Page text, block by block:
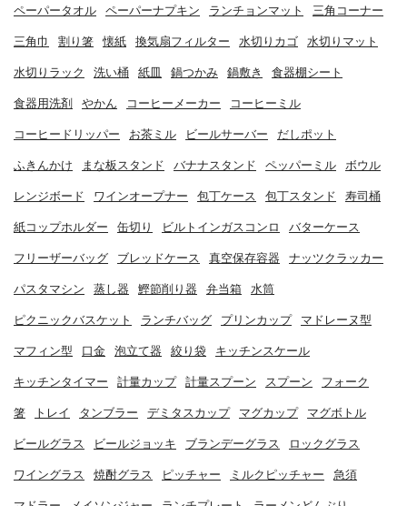
ペーパータオル ペーパーナプキン ランチョンマット 三角コーナー
三角巾 割り箸 懐紙 換気扇フィルター 水切りカゴ 水切りマット
水切りラック 洗い桶 紙皿 鍋つかみ 鍋敷き 食器棚シート
食器用洗剤 やかん コーヒーメーカー コーヒーミル
コーヒードリッパー お茶ミル ビールサーバー だしポット
ふきんかけ まな板スタンド バナナスタンド ペッパーミル ボウル
レンジボード ワインオープナー 包丁ケース 包丁スタンド 寿司桶
紙コップホルダー 缶切り ビルトインガスコンロ バターケース
フリーザーバッグ ブレッドケース 真空保存容器 ナッツクラッカー
パスタマシン 蒸し器 鰹節削り器 弁当箱 水筒
ピクニックバスケット ランチバッグ プリンカップ マドレーヌ型
マフィン型 口金 泡立て器 絞り袋 キッチンスケール
キッチンタイマー 計量カップ 計量スプーン スプーン フォーク
箸 トレイ タンブラー デミタスカップ マグカップ マグボトル
ビールグラス ビールジョッキ ブランデーグラス ロックグラス
ワイングラス 焼酎グラス ピッチャー ミルクピッチャー 急須